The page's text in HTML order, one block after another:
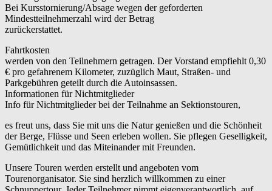
Bei Kursstornierung/Absage wegen der geforderten
Mindestteilnehmerzahl wird der Betrag
zurückerstattet.
Fahrtkosten
werden von den Teilnehmern getragen. Der Vorstand empfiehlt 0,30
€ pro gefahrenem Kilometer, zuzüglich Maut, Straßen- und
Parkgebühren geteilt durch die Autoinsassen.
Informationen für Nichtmitglieder
Info für Nichtmitglieder bei der Teilnahme an Sektionstouren,
es freut uns, dass Sie mit uns die Natur genießen und die Schönheit
der Berge, Flüsse und Seen erleben wollen. Sie pflegen Geselligkeit,
Gemütlichkeit und das Miteinander mit Freunden.
Unsere Touren werden erstellt und angeboten vom
Tourenorganisator. Sie sind herzlich willkommen zu einer